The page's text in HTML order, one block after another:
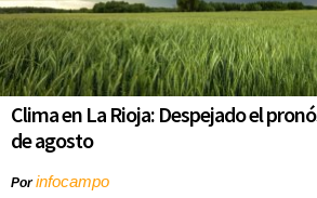
Clima en La Rioja: Despejado el
de agosto
Porinfocampo